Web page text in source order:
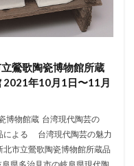
鶯歌陶瓷博物館所蔵
年10月1日〜11月
博物館蔵 台湾現代陶芸の
による 台湾現代陶芸の魅力
市立鶯歌陶瓷博物館所蔵品
県多治見市の岐阜県現代陶